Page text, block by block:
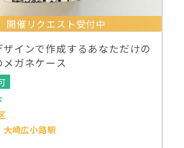
開催リクエスト受付中
ザインで作成するあなただけの
ガネケース
大崎広小路駅